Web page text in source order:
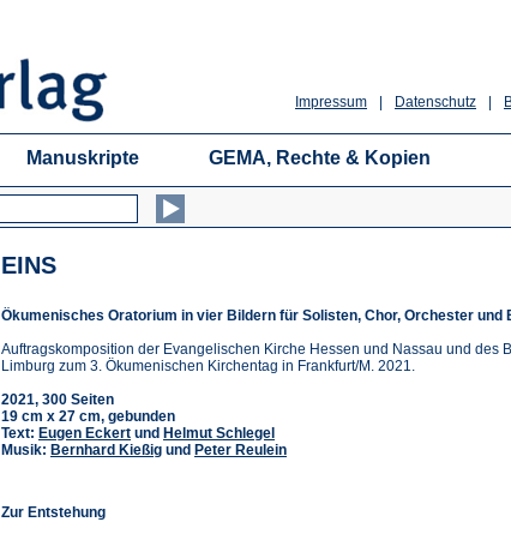
Datenschutz
Impressum
Manuskripte GEMA, Rechte & Kopien
EINS
Ökumenisches Oratorium in vier Bildern für Solisten, Chor, Orchester und
Auftragskomposition der Evangelischen Kirche Hessen und Nassau und des
Limburg zum 3. Ökumenischen Kirchentag in Frankfurt/M. 2021.
2021, 300 Seiten
19 cm x 27 cm, gebunden
Text: Eugen Eckert und Helmut Schlegel
Musik: Bernhard Kießig und Peter Reulein
Zur Entstehung